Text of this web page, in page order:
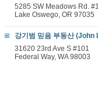
5285 SW Meadows Rd.
Lake Oswego, OR 97035
강기범 믿음 부동산 (John
31620 23rd Ave S #101
Federal Way, WA 98003